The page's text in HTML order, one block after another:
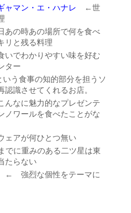
ャマン・エ・ハナレ ←世
の時あの場所で何を食べ
リと残る料理
でわかりやすい味を好む
ター
う食事の知的部分を担うソ
認識させてくれるお店。
なに魅力的なプレゼンテ
ノワールを食べたことがな
アが何ひとつ無い
に重みのある二ツ星は東
たらない
← 強烈な個性をテーマに